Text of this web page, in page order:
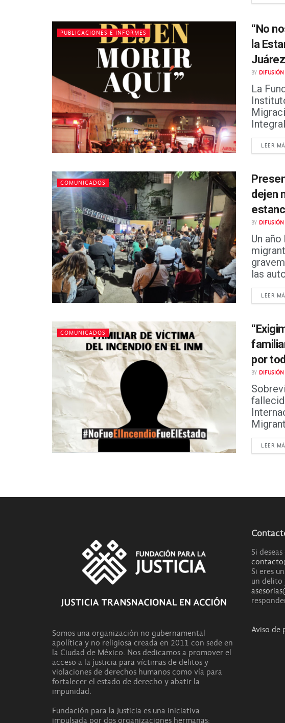
PUBLICACIONES E INFORMES
“No
la
Juárez
BY
La
LEER
COMUNICADOS
dejen
BY
Un
las
LEER
COMUNICADOS
por
BY
LEER
Somos una organización no gubernamental
apolítica y no religiosa creada en 2011 con sede en
la Ciudad de México. Nos dedicamos a promover el
acceso a la justicia para víctimas de delitos y
violaciones de derechos humanos como vía para
fortalecer el estado de derecho y abatir la
impunidad.
Fundación para la Justicia es una iniciativa
impulsada por dos organizaciones hermanas:
Si
Si eres
un delito
Aviso de